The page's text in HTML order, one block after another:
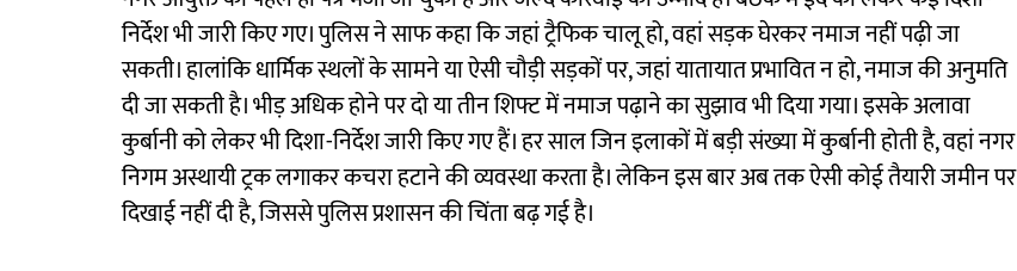
निर्देश भी जारी किए गए। पुलिस ने साफ कहा कि जहां ट्रैफिक चालू हो, वहां सड़क घेरकर नमाज नहीं पढ़ी जा
सकती। हालांकि धार्मिक स्थलों के सामने या ऐसी चौड़ी सड़कों पर, जहां यातायात प्रभावित न हो, नमाज की अनुमति
दी जा सकती है। भीड़ अधिक होने पर दो या तीन शिफ्ट में नमाज पढ़ाने का सुझाव भी दिया गया। इसके अलावा
कुर्बानी को लेकर भी दिशा-निर्देश जारी किए गए हैं। हर साल जिन इलाकों में बड़ी संख्या में कुर्बानी होती है, वहां नगर
निगम अस्थायी ट्रक लगाकर कचरा हटाने की व्यवस्था करता है। लेकिन इस बार अब तक ऐसी कोई तैयारी जमीन पर
दिखाई नहीं दी है, जिससे पुलिस प्रशासन की चिंता बढ़ गई है।